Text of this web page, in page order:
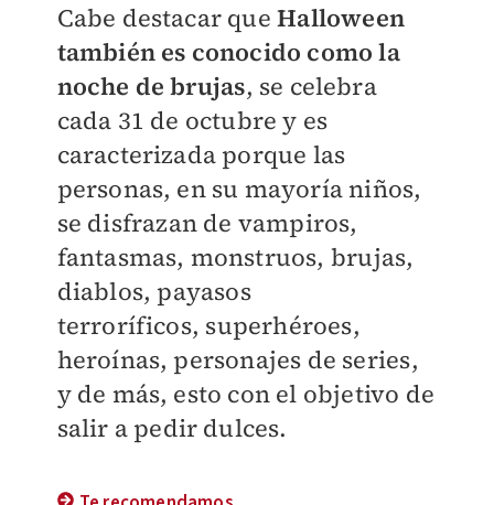
Cabe destacar que Halloween
también es conocido como la
noche de brujas, se celebra
cada 31 de octubre y es
caracterizada porque las
personas, en su mayoría niños,
se disfrazan de vampiros,
fantasmas, monstruos, brujas,
diablos, payasos
terroríficos, superhéroes,
heroínas, personajes de series,
y de más, esto con el objetivo de
salir a pedir dulces.